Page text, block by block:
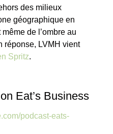
des milieux
géographique en
de l’ombre au
réponse, LVMH vient
Spritz.
Eat’s Business
podcast-eats-